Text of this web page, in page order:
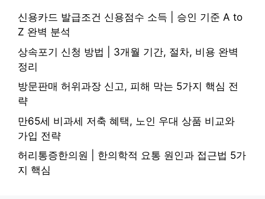
신용카드 발급조건 신용점수 소득 | 승인 기준 A to
Z 완벽 분석
상속포기 신청 방법 | 3개월 기간, 절차, 비용 완벽
정리
방문판매 허위과장 신고, 피해 막는 5가지 핵심 전
략
만65세 비과세 저축 혜택, 노인 우대 상품 비교와
가입 전략
허리통증한의원 | 한의학적 요통 원인과 접근법 5가
지 핵심